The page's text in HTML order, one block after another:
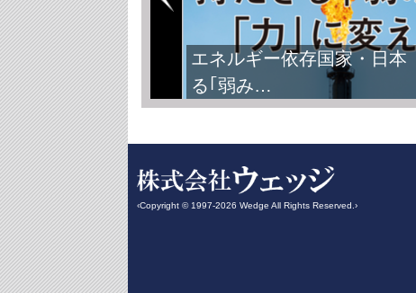
エネルギー依存国家・日
る｢弱み…
‹Copyright © 1997-2026 Wedge All Rights Reserved.›